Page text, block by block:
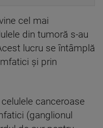
cel mai
din tumoră s-au
lucru se întâmplă
şi prin
canceroase
(ganglionul